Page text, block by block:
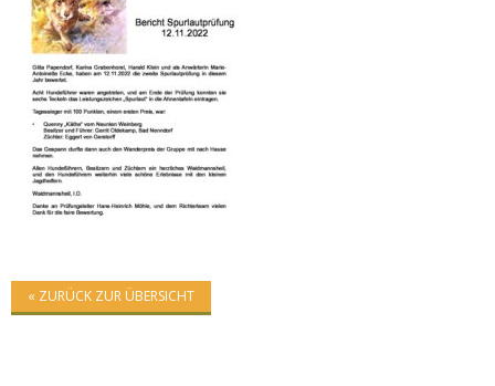
« ZURÜCK ZUR ÜBERSICHT